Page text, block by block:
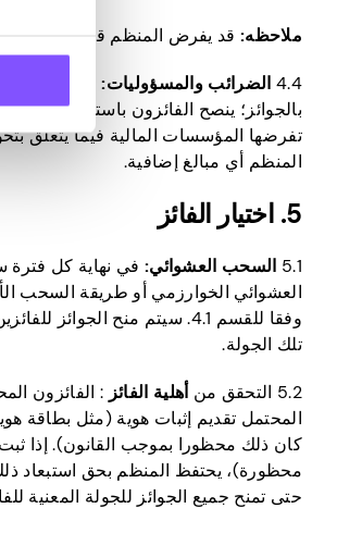
ملاحظه:قد يفرض المنظم قيودا لتقييد
4.4 الضرائب والمسؤوليات:جميع
بالجوائز؛ ينصح الفائزون باستشارة
تفرضها المؤسسات المالية فيما يتعلق
المنظم أي مبالغ إضافية.
5. اختيار الفائز
5.1 السحب العشوائي: في نهاية كل فترة
العشوائي الخوارزمي أو طريقة السحب
وفقا للقسم 4.1. سيتم منح
تلك الجولة.
5.2 التحقق من أهلية الفائز : الفائزون
المحتمل تقديم إثبات هوية (مثل بطاقة
كان ذلك محظورا بموجب القانون). إذا
محظورة)، يحتفظ المنظم بحق استبعاد
حتى تمنح جميع الجوائز للجولة المعنية